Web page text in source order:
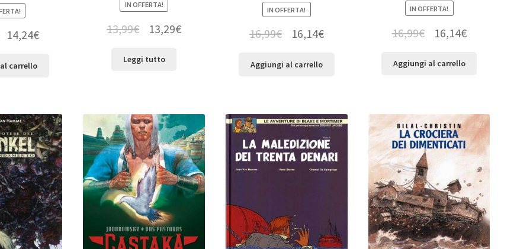
14,24€
carrello
IN OFFERTA!
13,99€ 13,29€
Leggi tutto
IN OFFERTA!
16,99€ 16,14€
Aggiungi al carrello
IN OFFERTA!
16,99€ 16,14€
Aggiungi al carrello